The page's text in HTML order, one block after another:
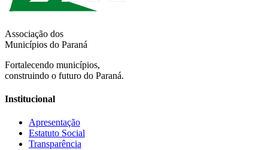
Associação dos
Municípios do Paraná
Fortalecendo municípios,
construindo o futuro do Paraná.
Institucional
Apresentação
Estatuto Social
Transparência